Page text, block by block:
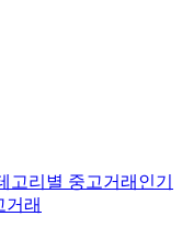
고리별 중고거래 인기
거래